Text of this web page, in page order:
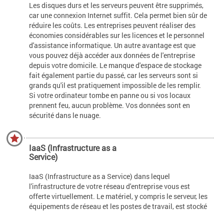
Les disques durs et les serveurs peuvent être supprimés,
car une connexion Internet suffit. Cela permet bien sûr de
réduire les coûts. Les entreprises peuvent réaliser des
économies considérables sur les licences et le personnel
d'assistance informatique. Un autre avantage est que
vous pouvez déjà accéder aux données de l'entreprise
depuis votre domicile. Le manque d'espace de stockage
fait également partie du passé, car les serveurs sont si
grands qu'il est pratiquement impossible de les remplir.
Si votre ordinateur tombe en panne ou si vos locaux
prennent feu, aucun problème. Vos données sont en
sécurité dans le nuage.
IaaS (Infrastructure as a
Service)
IaaS (Infrastructure as a Service) dans lequel
l'infrastructure de votre réseau d'entreprise vous est
offerte virtuellement. Le matériel, y compris le serveur, les
équipements de réseau et les postes de travail, est stocké